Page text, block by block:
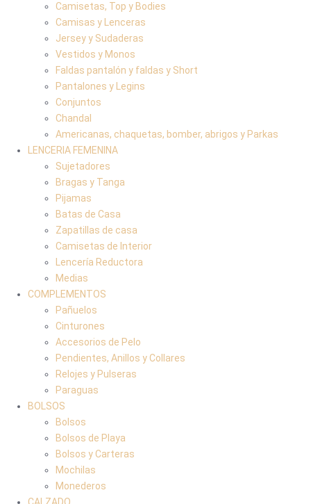
Camisetas, Top y Bodies
Camisas y Lenceras
Jersey y Sudaderas
Vestidos y Monos
Faldas pantalón y faldas y Short
Pantalones y Legins
Conjuntos
Chandal
Americanas, chaquetas, bomber, abrigos y Parkas
LENCERIA FEMENINA
Sujetadores
Bragas y Tanga
Pijamas
Batas de Casa
Zapatillas de casa
Camisetas de Interior
Lencería Reductora
Medias
COMPLEMENTOS
Pañuelos
Cinturones
Accesorios de Pelo
Pendientes, Anillos y Collares
Relojes y Pulseras
Paraguas
BOLSOS
Bolsos
Bolsos de Playa
Bolsos y Carteras
Mochilas
Monederos